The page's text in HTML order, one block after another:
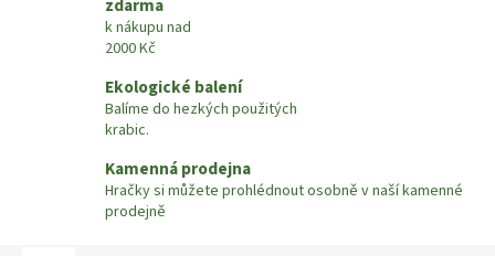
zdarma
k nákupu nad
2000 Kč
Ekologické balení
Balíme do hezkých použitých
krabic.
Kamenná prodejna
Hračky si můžete prohlédnout osobně v naší kamenné
prodejně